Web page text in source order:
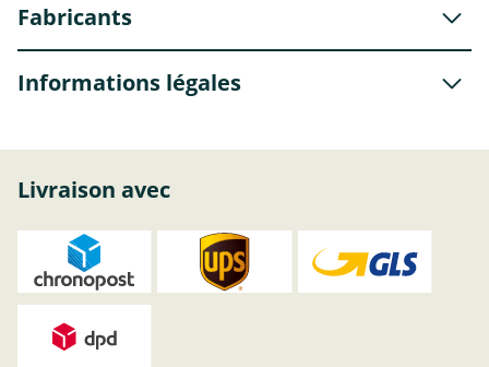
Fabricants
Informations légales
Livraison avec